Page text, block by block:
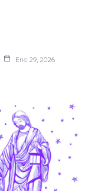
Ene 29, 2026